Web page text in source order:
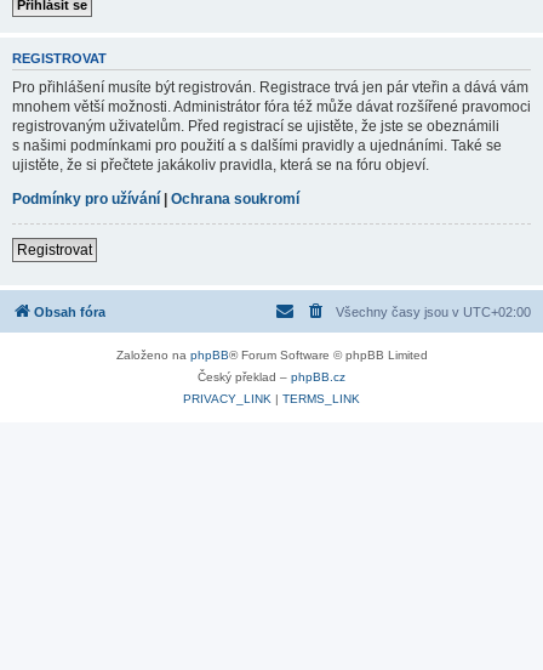
REGISTROVAT
Pro přihlášení musíte být registrován. Registrace trvá jen pár vteřin a dává vám
mnohem větší možnosti. Administrátor fóra též může dávat rozšířené pravomoci
registrovaným uživatelům. Před registrací se ujistěte, že jste se obeznámili
s našimi podmínkami pro použití a s dalšími pravidly a ujednáními. Také se
ujistěte, že si přečtete jakákoliv pravidla, která se na fóru objeví.
Podmínky pro užívání | Ochrana soukromí
Registrovat
Obsah fóra Všechny časy jsou v UTC+02:00
Založeno na phpBB® Forum Software © phpBB Limited
Český překlad – phpBB.cz
PRIVACY_LINK | TERMS_LINK